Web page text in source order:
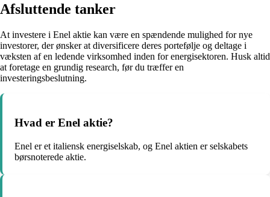
Afsluttende tanker
At investere i Enel aktie kan være en spændende mulighed for nye
investorer, der ønsker at diversificere deres portefølje og deltage i
væksten af en ledende virksomhed inden for energisektoren. Husk altid
at foretage en grundig research, før du træffer en
investeringsbeslutning.
Hvad er Enel aktie?
Enel er et italiensk energiselskab, og Enel aktien er selskabets
børsnoterede aktie.